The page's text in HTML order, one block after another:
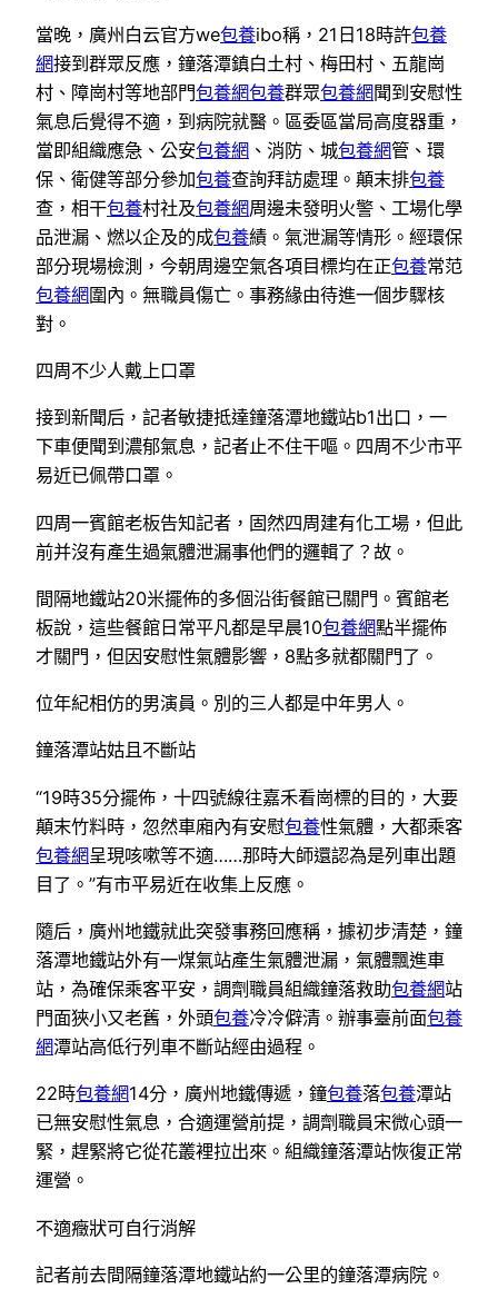
當晚，廣州白云官方we包養ibo稱，21日18時許包養
網接到群眾反應，鐘落潭鎮白土村、梅田村、五龍崗
村、障崗村等地部門包養網包養群眾包養網聞到安慰性
氣息后覺得不適，到病院就醫。區委區當局高度器重，
當即組織應急、公安包養網 、消防、城包養網管、環
保、衛健等部分參加包養查詢拜訪處理。顛末排包養
查，相干包養村社及包養網周邊未發明火警、工場化學
品泄漏、燃以企及的成包養績。氣泄漏等情形。經環保
部分現場檢測，今朝周邊空氣各項目標均在正包養常范
包養網圍內。無職員傷亡。事務緣由待進一個步驟核
對。
四周不少人戴上口罩
接到新聞后，記者敏捷抵達鐘落潭地鐵站b1出口，一
下車便聞到濃郁氣息，記者止不住干嘔。四周不少市平
易近已佩帶口罩。
四周一賓館老板告知記者，固然四周建有化工場，但此
前并沒有產生過氣體泄漏事他們的邏輯了？故。
間隔地鐵站20米擺佈的多個沿街餐館已關門。賓館老
板說，這些餐館日常平凡都是早晨10包養網點半擺佈
才關門，但因安慰性氣體影響，8點多就都關門了。
位年紀相仿的男演員。別的三人都是中年男人。
鐘落潭站姑且不斷站
“19時35分擺佈，十四號線往嘉禾看崗標的目的，大要
顛末竹料時，忽然車廂內有安慰包養性氣體，大都乘客
包養網呈現咳嗽等不適……那時大師還認為是列車出題
目了。”有市平易近在收集上反應。
隨后，廣州地鐵就此突發事務回應稱，據初步清楚，鐘
落潭地鐵站外有一煤氣站產生氣體泄漏，氣體飄進車
站，為確保乘客平安，調劑職員組織鐘落救助包養網站
門面狹小又老舊，外頭包養冷冷僻清。辦事臺前面包養
網潭站高低行列車不斷站經由過程。
22時包養網14分，廣州地鐵傳遞，鐘包養落包養潭站
已無安慰性氣息，合適運營前提，調劑職員宋微心頭一
緊，趕緊將它從花叢裡拉出來。組織鐘落潭站恢復正常
運營。
不適癥狀可自行消解
記者前去間隔鐘落潭地鐵站約一公里的鐘落潭病院。